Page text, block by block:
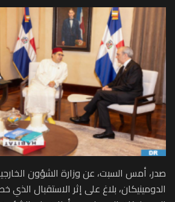
صدر، أمس السبت، عن وزارة الشؤون
الدومينيكان، بلاغ على إثر الاستقبال